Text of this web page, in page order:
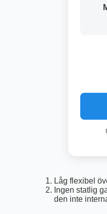
Låg flexibel
Ingen statlig
den inte